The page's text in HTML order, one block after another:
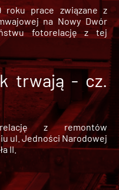
roku prace związane z
na Nowy Dwór
fotorelację z tej
trwają - cz.
z remontów
ul. Jedności Narodowej
II.